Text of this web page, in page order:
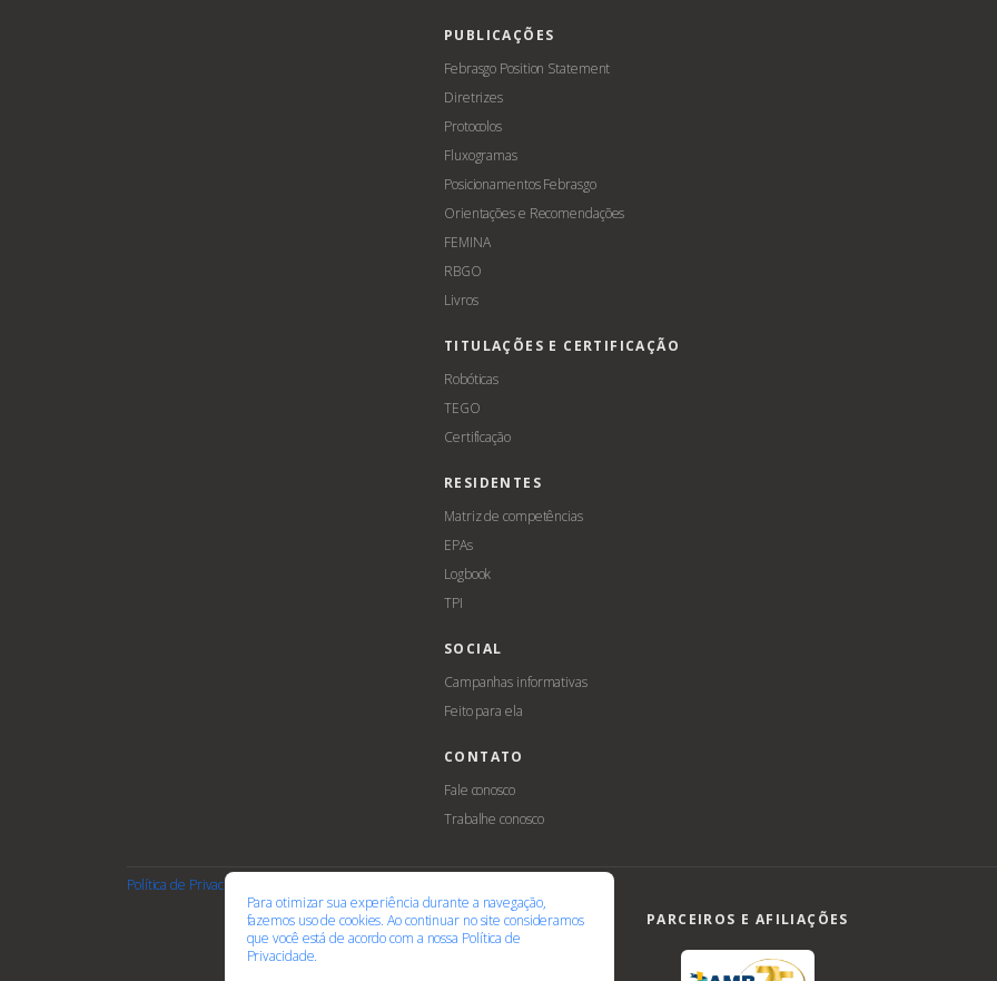
PUBLICAÇÕES
Febrasgo Position Statement
Diretrizes
Protocolos
Fluxogramas
Posicionamentos Febrasgo
Orientações e Recomendações
FEMINA
RBGO
Livros
TITULAÇÕES E CERTIFICAÇÃO
Robóticas
TEGO
Certificação
RESIDENTES
Matriz de competências
EPAs
Logbook
TPI
SOCIAL
Campanhas informativas
Feito para ela
CONTATO
Fale conosco
Trabalhe conosco
Política de Privacidade
PARCEIROS E AFILIAÇÕES
Para otimizar sua experiência durante a navegação,
fazemos uso de cookies. Ao continuar no site consideramos
que você está de acordo com a nossa Política de
Privacidade.